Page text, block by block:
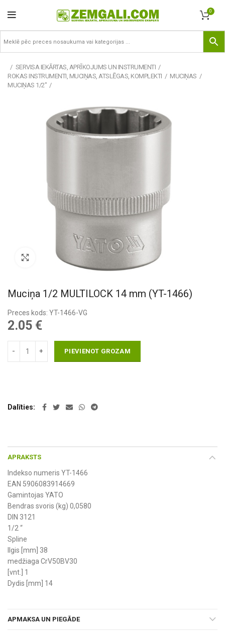
0
SERVISA IEKĀRTAS, APRĪKOJUMS UN INSTRUMENTI
ROKAS INSTRUMENTI, MUCIŅAS, ATSLĒGAS, KOMPLEKTI
MUCIŅAS
MUCIŅAS 1/2"
Pietuvināt
Muciņa 1/2 MULTILOCK 14 mm (YT-1466)
Preces kods: YT-1466-VG
2.05 €
PIEVIENOT GROZAM
Dalīties
APRAKSTS
Indekso numeris YT-1466
EAN 5906083914669
Gamintojas YATO
Bendras svoris (kg) 0,0580
DIN 3121
1/2 “
Spline
Ilgis [mm] 38
medžiaga CrV50BV30
[vnt.] 1
Dydis [mm] 14
APMAKSA UN PIEGĀDE